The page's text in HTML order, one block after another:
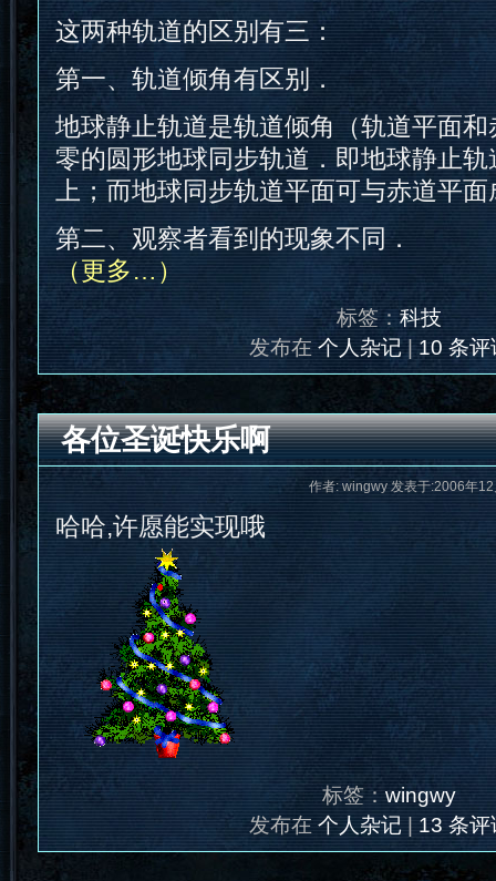
这两种轨道的区别有三：
第一、轨道倾角有区别．
地球静止轨道是轨道倾角（轨道平面
零的圆形地球同步轨道．即地球静止
上；而地球同步轨道平面可与赤道平
第二、观察者看到的现象不同．
（更多…）
标签：科技
发布在个人杂记|10 条评
各位圣诞快乐啊
作者: wingwy 发表于:2006年
哈哈,许愿能实现哦
标签：wingwy
发布在 个人杂记| 13 条评